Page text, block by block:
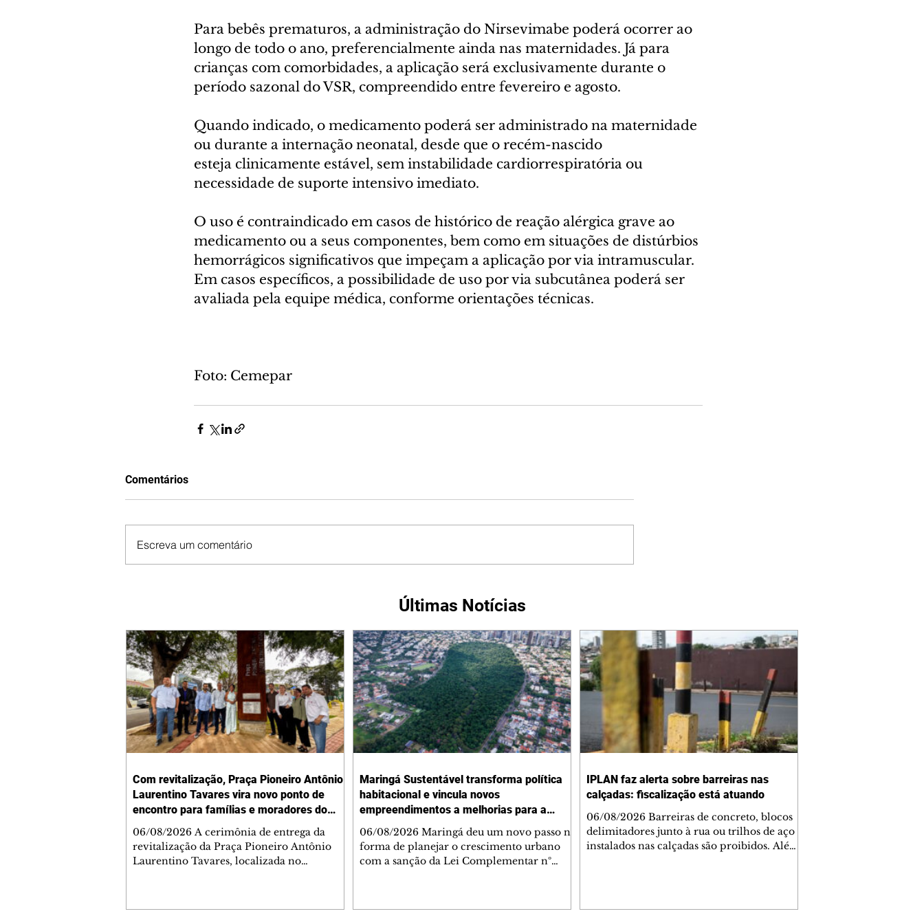
Para bebês prematuros, a administração do Nirsevimabe poderá ocorrer ao
longo de todo o ano, preferencialmente ainda nas maternidades. Já para
crianças com comorbidades, a aplicação será exclusivamente durante o
período sazonal do VSR, compreendido entre fevereiro e agosto.
Quando indicado, o medicamento poderá ser administrado na maternidade
ou durante a internação neonatal, desde que o recém-nascido
esteja clinicamente estável, sem instabilidade cardiorrespiratória ou
necessidade de suporte intensivo imediato.
O uso é contraindicado em casos de histórico de reação alérgica grave ao
medicamento ou a seus componentes, bem como em situações de distúrbios
hemorrágicos significativos que impeçam a aplicação por via intramuscular.
Em casos específicos, a possibilidade de uso por via subcutânea poderá ser
avaliada pela equipe médica, conforme orientações técnicas.
Foto: Cemepar
Comentários
Escreva um comentário
Últimas Notícias
Com revitalização, Praça Pioneiro Antônio
Laurentino Tavares vira novo ponto de
encontro para famílias e moradores do
Jardim Liberdade
06/08/2026 A cerimônia de entrega da
revitalização da Praça Pioneiro Antônio
Laurentino Tavares, localizada no
Maringá Sustentável transforma política
habitacional e vincula novos
empreendimentos a melhorias para a
cidade
06/08/2026 Maringá deu um novo passo na
forma de planejar o crescimento urbano
com a sanção da Lei Complementar nº
IPLAN faz alerta sobre barreiras nas
calçadas: fiscalização está atuando
06/08/2026 Barreiras de concreto, blocos
delimitadores junto à rua ou trilhos de aço
instalados nas calçadas são proibidos. Além